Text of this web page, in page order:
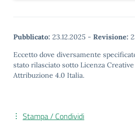
Pubblicato: 23.12.2025 - Revisione:
Eccetto dove diversamente
stato rilasciato sotto Licenza
Attribuzione 4.0 Italia.
Stampa / Condividi